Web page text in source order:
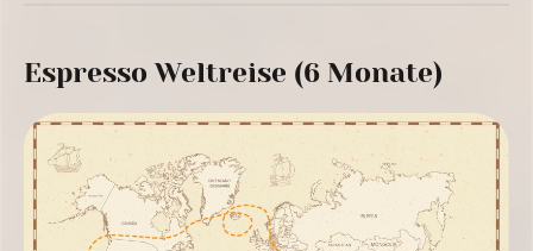
Espresso Weltreise (6 Monate)